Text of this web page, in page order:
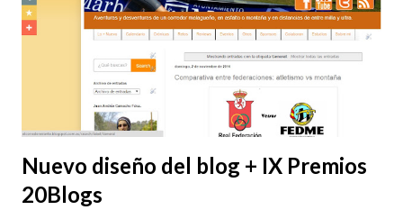
Nuevo diseño del blog + IX Premios
20Blogs